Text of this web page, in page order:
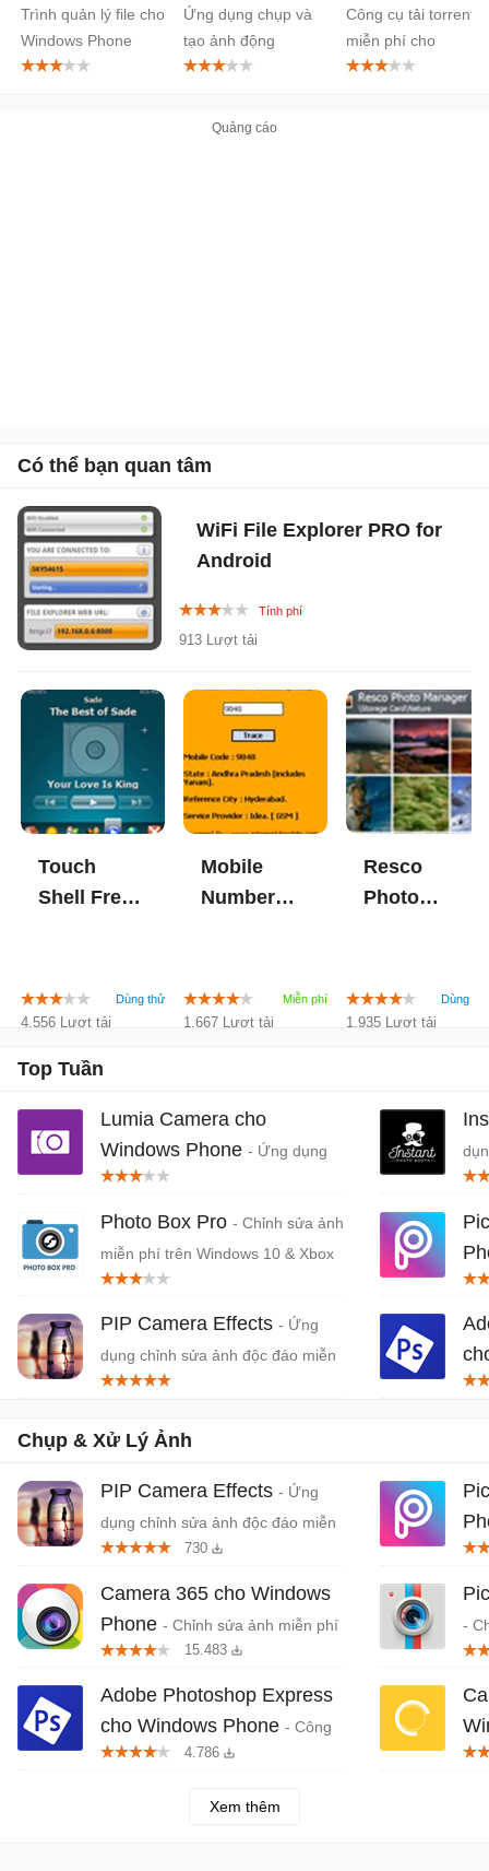
Windows
Phone
Trình quản lý file cho
Windows Phone
Phone
Ứng dụng chụp và
tạo ảnh động
Phone
Công cụ tải torrent
miễn phí cho
Windows Phone
Có thể bạn quan tâm
WiFi File Explorer PRO for
Android
913 Lượt tải
Touch
Shell Free
Mobile
4.556 Lượt tải
Mobile
Number
Mobile
1.667 Lượt tải
Resco
Photo
Windows
Mobile
1.935 Lượt tải
Top Tuần
Lumia Camera cho
Windows Phone - Ứng dụng
máy ảnh cho Lumia trên Windows
Phone
Photo Box Pro - Chỉnh sửa ảnh
miễn phí trên Windows 10 & Xbox
One
PIP Camera Effects - Ứng
dụng chỉnh sửa ảnh độc đáo miễn
phí
cụ
Chụp & Xử Lý Ảnh
PIP Camera Effects - Ứng
dụng chỉnh sửa ảnh độc đáo miễn
phí
730
Camera 365 cho Windows
Phone - Chỉnh sửa ảnh miễn phí
trên Windows Mobile
15.483
Adobe Photoshop Express
cho Windows Phone - Công
cụ chỉnh sửa ảnh miễn phí cho
4.786
-
Xem thêm